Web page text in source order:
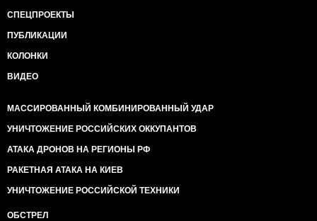
СПЕЦПРОЕКТЫ
ПУБЛИКАЦИИ
КОЛОНКИ
ВИДЕО
МАССИРОВАННЫЙ КОМБИНИРОВАННЫЙ УДАР
УНИЧТОЖЕНИЕ РОССИЙСКИХ ОККУПАНТОВ
АТАКА ДРОНОВ НА РЕГИОНЫ РФ
РАКЕТНАЯ АТАКА НА КИЕВ
УНИЧТОЖЕНИЕ РОССИЙСКОЙ ТЕХНИКИ
ОБСТРЕЛ